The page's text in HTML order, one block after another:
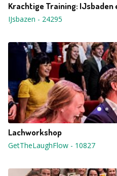
Krachtige Training: IJsbaden
IJsbazen - 24295
Lachworkshop
GetTheLaughFlow - 10827